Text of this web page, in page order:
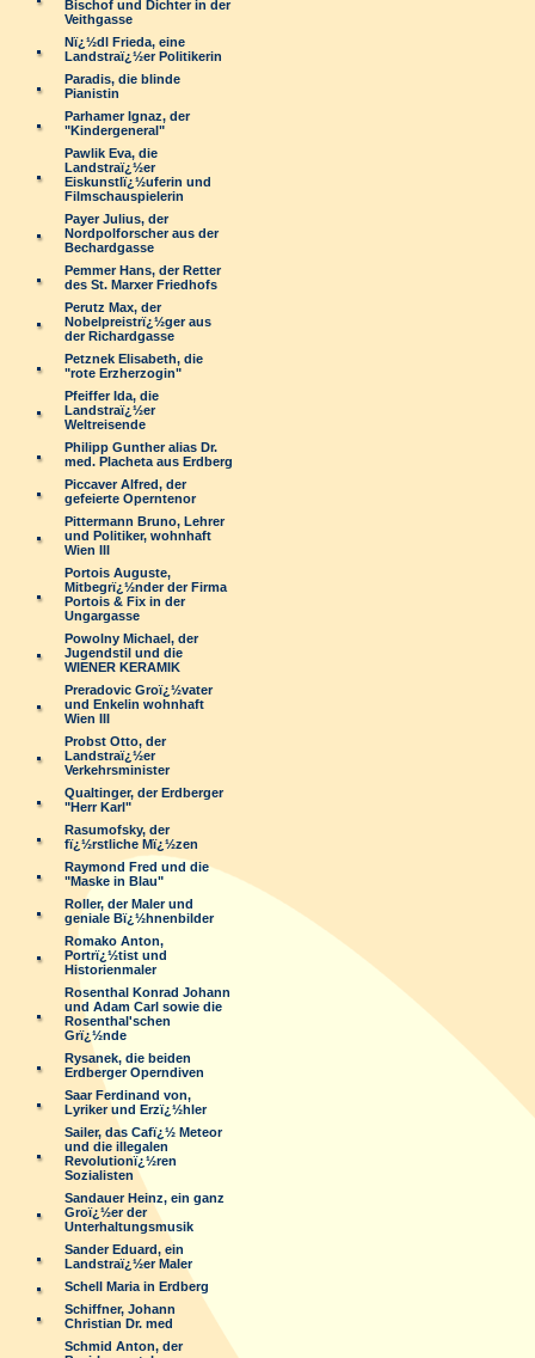
Bischof und Dichter in der
Veithgasse
Nï¿½dl Frieda, eine
Landstraï¿½er Politikerin
Paradis, die blinde
Pianistin
Parhamer Ignaz, der
"Kindergeneral"
Pawlik Eva, die
Landstraï¿½er
Eiskunstlï¿½uferin und
Filmschauspielerin
Payer Julius, der
Nordpolforscher aus der
Bechardgasse
Pemmer Hans, der Retter
des St. Marxer Friedhofs
Perutz Max, der
Nobelpreistrï¿½ger aus
der Richardgasse
Petznek Elisabeth, die
"rote Erzherzogin"
Pfeiffer Ida, die
Landstraï¿½er
Weltreisende
Philipp Gunther alias Dr.
med. Placheta aus Erdberg
Piccaver Alfred, der
gefeierte Operntenor
Pittermann Bruno, Lehrer
und Politiker, wohnhaft
Wien III
Portois Auguste,
Mitbegrï¿½nder der Firma
Portois & Fix in der
Ungargasse
Powolny Michael, der
Jugendstil und die
WIENER KERAMIK
Preradovic Groï¿½vater
und Enkelin wohnhaft
Wien III
Probst Otto, der
Landstraï¿½er
Verkehrsminister
Qualtinger, der Erdberger
"Herr Karl"
Rasumofsky, der
fï¿½rstliche Mï¿½zen
Raymond Fred und die
"Maske in Blau"
Roller, der Maler und
geniale Bï¿½hnenbilder
Romako Anton,
Portrï¿½tist und
Historienmaler
Rosenthal Konrad Johann
und Adam Carl sowie die
Rosenthal'schen
Grï¿½nde
Rysanek, die beiden
Erdberger Operndiven
Saar Ferdinand von,
Lyriker und Erzï¿½hler
Sailer, das Cafï¿½ Meteor
und die illegalen
Revolutionï¿½ren
Sozialisten
Sandauer Heinz, ein ganz
Groï¿½er der
Unterhaltungsmusik
Sander Eduard, ein
Landstraï¿½er Maler
Schell Maria in Erdberg
Schiffner, Johann
Christian Dr. med
Schmid Anton, der